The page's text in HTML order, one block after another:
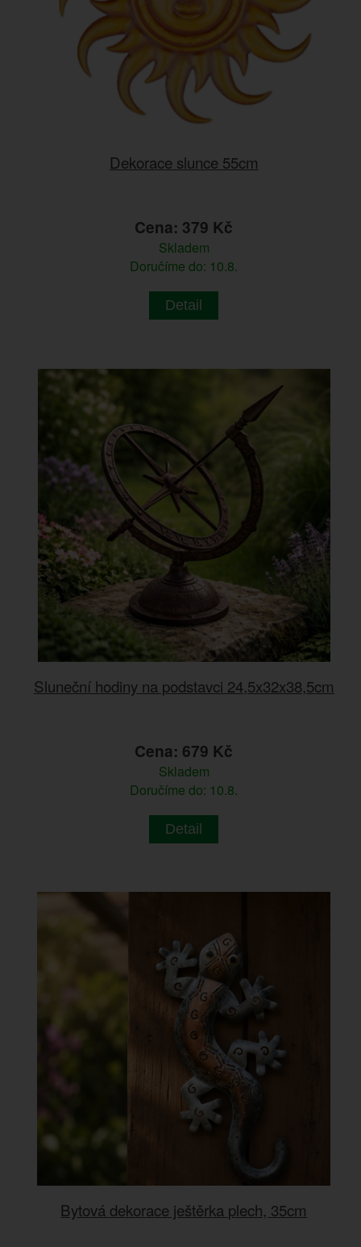
Dekorace slunce 55cm
Cena: 379 Kč
Skladem
Doručíme do: 10.8.
Detail
Sluneční hodiny na podstavci 24,5x32x38,5cm
Cena: 679 Kč
Skladem
Doručíme do: 10.8.
Detail
Bytová dekorace ještěrka plech, 35cm